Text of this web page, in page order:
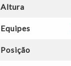
Altura
Equipes
Posição